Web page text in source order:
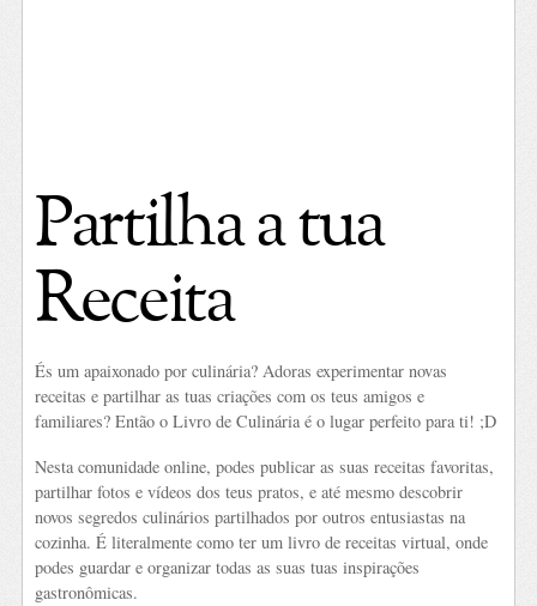
Partilha a tua
Receita
És um apaixonado por culinária? Adoras experimentar novas
receitas e partilhar as tuas criações com os teus amigos e
familiares? Então o Livro de Culinária é o lugar perfeito para ti! ;D
Nesta comunidade online, podes publicar as suas receitas favoritas,
partilhar fotos e vídeos dos teus pratos, e até mesmo descobrir
novos segredos culinários partilhados por outros entusiastas na
cozinha. É literalmente como ter um livro de receitas virtual, onde
podes guardar e organizar todas as suas tuas inspirações
gastronômicas.